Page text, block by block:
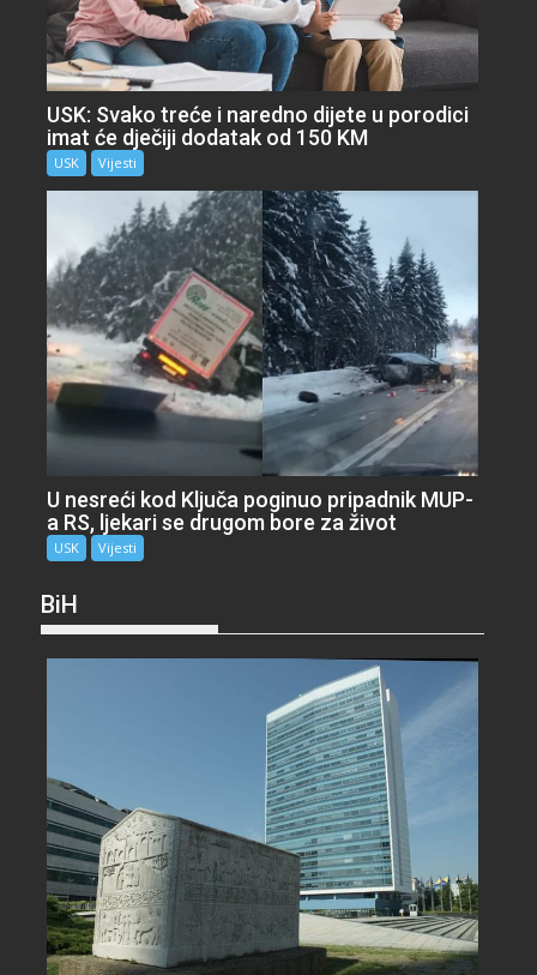
USK: Svako treće i naredno dijete u porodici
imat će dječiji dodatak od 150 KM
USK Vijesti
U nesreći kod Ključa poginuo pripadnik MUP-
a RS, ljekari se drugom bore za život
USK Vijesti
BiH